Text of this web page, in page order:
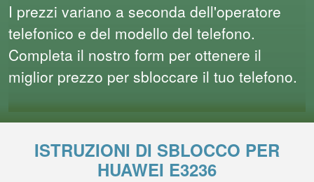
I prezzi variano a seconda dell'operatore
telefonico e del modello del telefono.
Completa il nostro form per ottenere il
miglior prezzo per sbloccare il tuo telefono.
ISTRUZIONI DI SBLOCCO PER
HUAWEI E3236